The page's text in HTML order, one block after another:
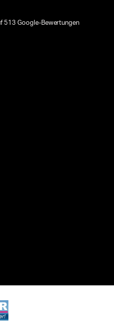
513 Google-Bewertungen